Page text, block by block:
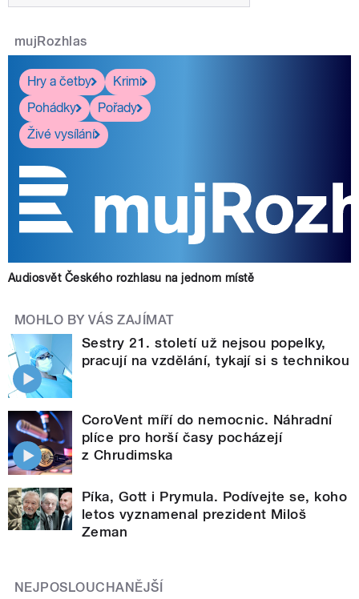
mujRozhlas
Hry a četby
Krimi
Pohádky
Pořady
Živé vysílání
Audiosvět Českého rozhlasu na jednom místě
MOHLO BY VÁS ZAJÍMAT
Sestry 21. století už nejsou popelky,
pracují na vzdělání, tykají si s technikou
CoroVent míří do nemocnic. Náhradní
plíce pro horší časy pocházejí
z Chrudimska
Píka, Gott i Prymula. Podívejte se, koho
letos vyznamenal prezident Miloš
Zeman
NEJPOSLOUCHANĚJŠÍ